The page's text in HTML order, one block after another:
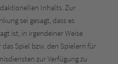
Inhalts. Zur
sei gesagt, dass es
ist, in irgendeiner Weise
Spiel bzw. den Spielern für
zur Verfügung zu